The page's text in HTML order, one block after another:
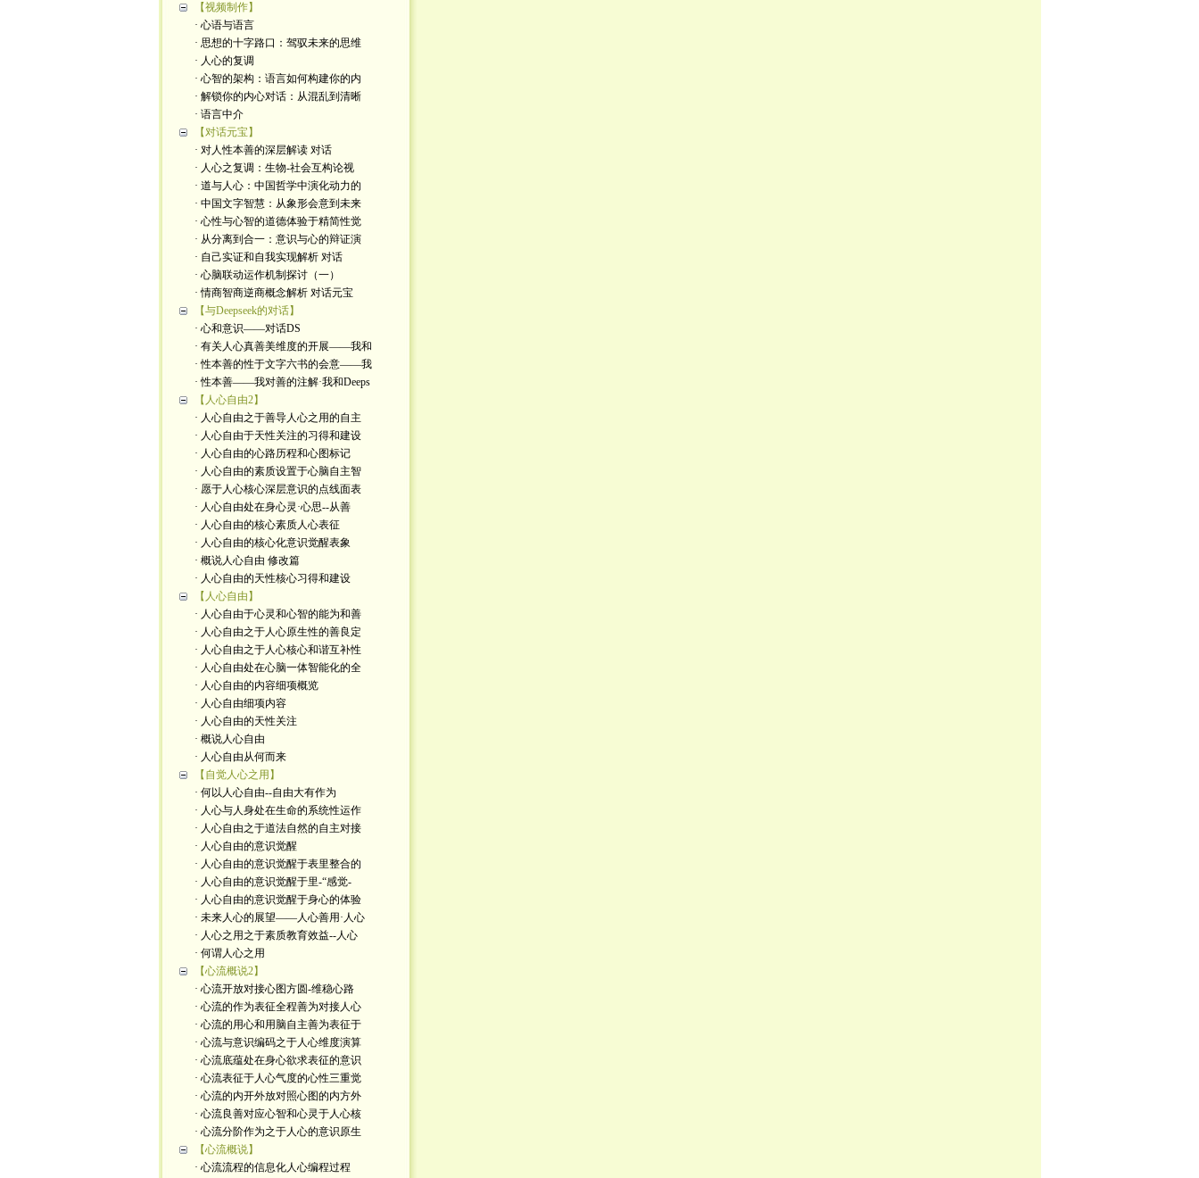
【视频制作】
· 心语与语言
· 思想的十字路口：驾驭未来的思维
· 人心的复调
· 心智的架构：语言如何构建你的内
· 解锁你的内心对话：从混乱到清晰
· 语言中介
【对话元宝】
· 对人性本善的深层解读 对话
· 人心之复调：生物-社会互构论视
· 道与人心：中国哲学中演化动力的
· 中国文字智慧：从象形会意到未来
· 心性与心智的道德体验于精简性觉
· 从分离到合一：意识与心的辩证演
· 自己实证和自我实现解析 对话
· 心脑联动运作机制探讨（一）
· 情商智商逆商概念解析 对话元宝
【与Deepseek的对话】
· 心和意识——对话DS
· 有关人心真善美维度的开展——我和
· 性本善的性于文字六书的会意——我
· 性本善——我对善的注解·我和Deeps
【人心自由2】
· 人心自由之于善导人心之用的自主
· 人心自由于天性关注的习得和建设
· 人心自由的心路历程和心图标记
· 人心自由的素质设置于心脑自主智
· 愿于人心核心深层意识的点线面表
· 人心自由处在身心灵·心思--从善
· 人心自由的核心素质人心表征
· 人心自由的核心化意识觉醒表象
· 概说人心自由 修改篇
· 人心自由的天性核心习得和建设
【人心自由】
· 人心自由于心灵和心智的能为和善
· 人心自由之于人心原生性的善良定
· 人心自由之于人心核心和谐互补性
· 人心自由处在心脑一体智能化的全
· 人心自由的内容细项概览
· 人心自由细项内容
· 人心自由的天性关注
· 概说人心自由
· 人心自由从何而来
【自觉人心之用】
· 何以人心自由--自由大有作为
· 人心与人身处在生命的系统性运作
· 人心自由之于道法自然的自主对接
· 人心自由的意识觉醒
· 人心自由的意识觉醒于表里整合的
· 人心自由的意识觉醒于里-“感觉-
· 人心自由的意识觉醒于身心的体验
· 未来人心的展望——人心善用·人心
· 人心之用之于素质教育效益--人心
· 何谓人心之用
【心流概说2】
· 心流开放对接心图方圆-维稳心路
· 心流的作为表征全程善为对接人心
· 心流的用心和用脑自主善为表征于
· 心流与意识编码之于人心维度演算
· 心流底蕴处在身心欲求表征的意识
· 心流表征于人心气度的心性三重觉
· 心流的内开外放对照心图的内方外
· 心流良善对应心智和心灵于人心核
· 心流分阶作为之于人心的意识原生
【心流概说】
· 心流流程的信息化人心编程过程